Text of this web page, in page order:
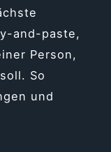
and-paste,
Person,
So
und